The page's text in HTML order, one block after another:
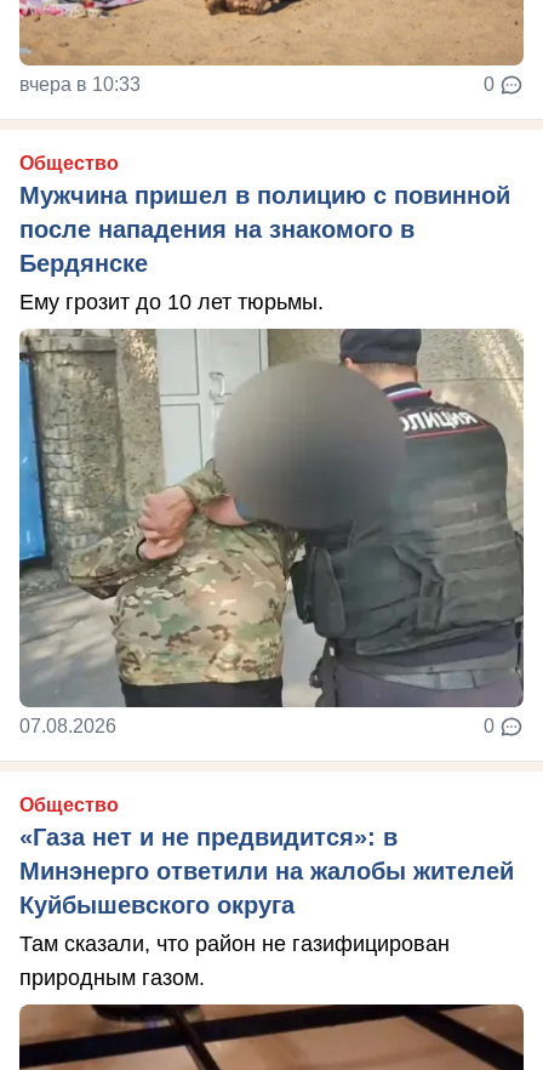
вчера в 10:33 0
Общество
Мужчина пришел в полицию с повинной
после нападения на знакомого в
Бердянске
Ему грозит до 10 лет тюрьмы.
07.08.2026 0
Общество
«Газа нет и не предвидится»: в
Минэнерго ответили на жалобы жителей
Куйбышевского округа
Там сказали, что район не газифицирован
природным газом.